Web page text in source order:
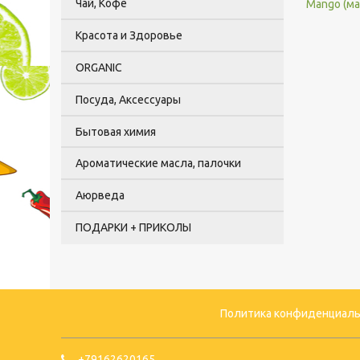
Мango
Чай, Кофе
Красота и Здоровье
ORGANIC
Посуда, Аксессуары
Бытовая химия
Ароматические масла, палочки
Аюрведа
ПОДАРКИ + ПРИКОЛЫ
Политика